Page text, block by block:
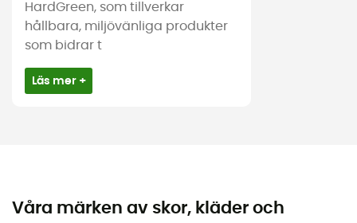
HardGreen, som tillverkar
hållbara, miljövänliga produkter
som bidrar t
Läs mer +
Våra märken av skor, kläder och